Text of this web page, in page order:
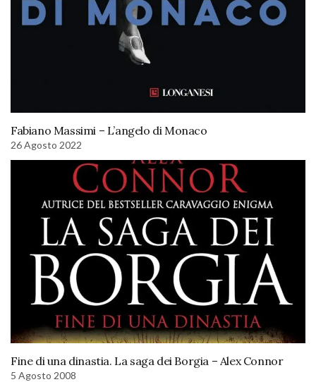
Fabiano Massimi – L’angelo di Monaco
26 Agosto 2022
Fine di una dinastia. La saga dei Borgia – Alex Connor
5 Agosto 2008